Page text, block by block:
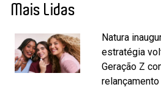
Mais Lidas
Natura
estratégia
Geração Z